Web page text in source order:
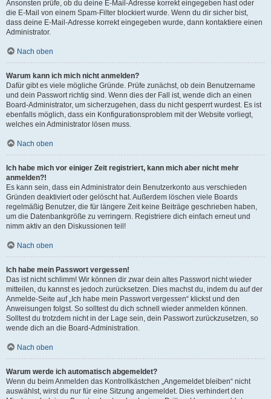
Ansonsten prüfe, ob du deine E-Mail-Adresse korrekt eingegeben hast oder
die E-Mail von einem Spam-Filter blockiert wurde. Wenn du dir sicher bist,
dass deine E-Mail-Adresse korrekt eingegeben wurde, dann kontaktiere einen
Administrator.
Nach oben
Warum kann ich mich nicht anmelden?
Dafür gibt es viele mögliche Gründe. Prüfe zunächst, ob dein Benutzername
und dein Passwort richtig sind. Wenn dies der Fall ist, wende dich an einen
Board-Administrator, um sicherzugehen, dass du nicht gesperrt wurdest. Es ist
ebenfalls möglich, dass ein Konfigurationsproblem mit der Website vorliegt,
welches ein Administrator lösen muss.
Nach oben
Ich habe mich vor einiger Zeit registriert, kann mich aber nicht mehr
anmelden?!
Es kann sein, dass ein Administrator dein Benutzerkonto aus verschieden
Gründen deaktiviert oder gelöscht hat. Außerdem löschen viele Boards
regelmäßig Benutzer, die für längere Zeit keine Beiträge geschrieben haben,
um die Datenbankgröße zu verringern. Registriere dich einfach erneut und
nimm aktiv an den Diskussionen teil!
Nach oben
Ich habe mein Passwort vergessen!
Das ist nicht schlimm! Wir können dir zwar dein altes Passwort nicht wieder
mitteilen, du kannst es jedoch zurücksetzen. Dies machst du, indem du auf der
Anmelde-Seite auf „Ich habe mein Passwort vergessen“ klickst und den
Anweisungen folgst. So solltest du dich schnell wieder anmelden können.
Solltest du trotzdem nicht in der Lage sein, dein Passwort zurückzusetzen, so
wende dich an die Board-Administration.
Nach oben
Warum werde ich automatisch abgemeldet?
Wenn du beim Anmelden das Kontrollkästchen „Angemeldet bleiben“ nicht
auswählst, wirst du nur für eine Sitzung angemeldet. Dies verhindert den